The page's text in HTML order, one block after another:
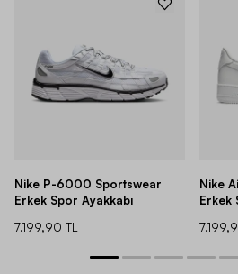
Nike P-6000 Sportswear
Erkek Spor Ayakkabı
7.199,90 TL
Nike
Erkek